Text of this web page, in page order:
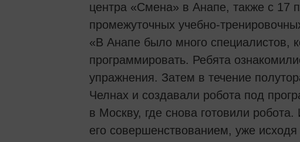
центра «Смена» в Анапе, также с 17
промежуточных учебно-
«В Анапе было много специалистов,
программировать. Ребята
упражнения. Затем в течение
Челнах и создавали робота под
в Москву, где снова готовили
его совершенствованием, уже